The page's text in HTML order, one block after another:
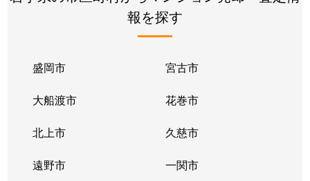
2,800万円
盛岡駅西通
2,900万円 盛岡
盛岡駅前北通
2,300万円 盛岡
盛岡駅前通
1,700万円 盛岡
若園町
1,300万円 盛岡
報を探す
盛岡市 宮古市
大船渡市 花巻市
北上市 久慈市
遠野市 一関市